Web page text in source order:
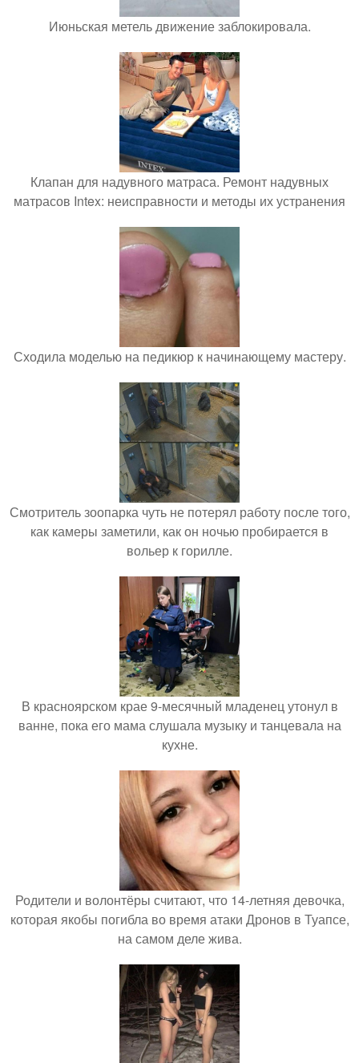
Июньская метель движение заблокировала.
Клапан для надувного матраса. Ремонт надувных
матрасов Intex: неисправности и методы их устранения
Сходила моделью на педикюр к начинающему мастеру.
Смотритель зоопарка чуть не потерял работу после того,
как камеры заметили, как он ночью пробирается в
вольер к горилле.
В красноярском крае 9-месячный младенец утонул в
ванне, пока его мама слушала музыку и танцевала на
кухне.
Родители и волонтёры считают, что 14-летняя девочка,
которая якобы погибла во время атаки Дронов в Туапсе,
на самом деле жива.